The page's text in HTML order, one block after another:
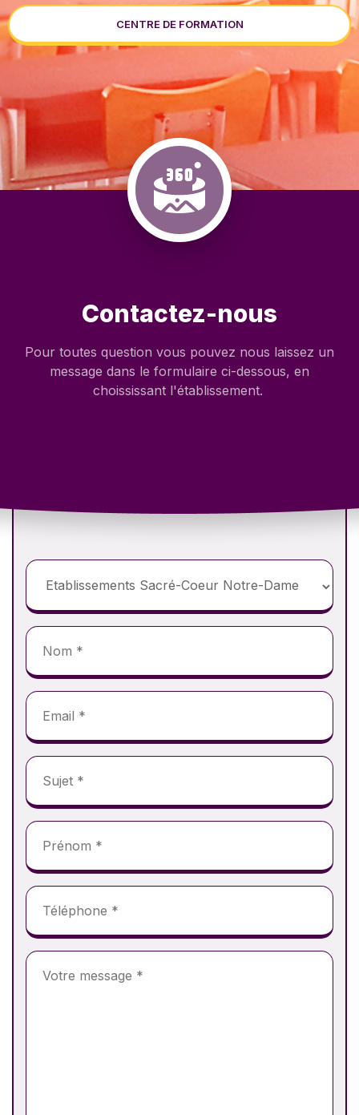
CENTRE DE FORMATION
Contactez-nous
Pour toutes question vous pouvez nous laissez un
message dans le formulaire ci-dessous, en
choississant l'établissement.